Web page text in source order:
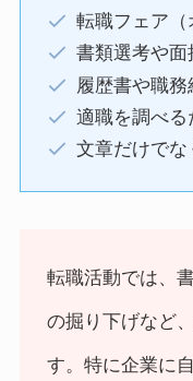
転職フェア（
書類選考や面
履歴書や職
適職を調べ
文章だけで
転職活動では、
の掘り下げなど
す。特に企業に